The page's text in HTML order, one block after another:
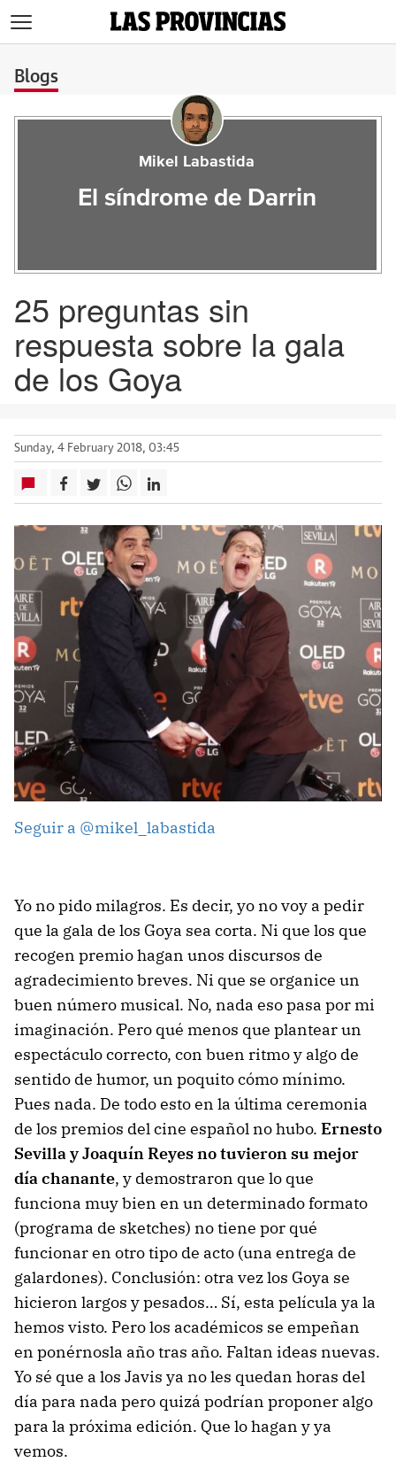
Blogs
Mikel Labastida
El síndrome de Darrin
25 preguntas sin
respuesta sobre la gala
de los Goya
Sunday, 4 February 2018, 03:45
Seguir a @mikel_labastida
Yo no pido milagros. Es decir, yo no voy a pedir
que la gala de los Goya sea corta. Ni que los que
recogen premio hagan unos discursos de
agradecimiento breves. Ni que se organice un
buen número musical. No, nada eso pasa por mi
imaginación. Pero qué menos que plantear un
espectáculo correcto, con buen ritmo y algo de
sentido de humor, un poquito cómo mínimo.
Pues nada. De todo esto en la última ceremonia
de los premios del cine español no hubo. Ernesto
Sevilla y Joaquín Reyes no tuvieron su mejor
día chanante, y demostraron que lo que
funciona muy bien en un determinado formato
(programa de sketches) no tiene por qué
funcionar en otro tipo de acto (una entrega de
galardones). Conclusión: otra vez los Goya se
hicieron largos y pesados… Sí, esta película ya la
hemos visto. Pero los académicos se empeñan
en ponérnosla año tras año. Faltan ideas nuevas.
Yo sé que a los Javis ya no les quedan horas del
día para nada pero quizá podrían proponer algo
para la próxima edición. Que lo hagan y ya
vemos.